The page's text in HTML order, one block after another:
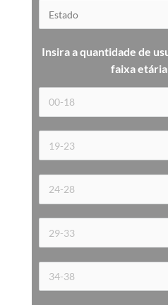
faixa etária